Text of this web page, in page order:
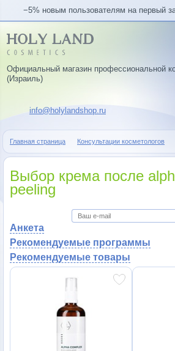
−5% новым пользователям на первый
Официальный магазин профессиональной
(Израиль)
info@holylandshop.ru
Главная страница Консультации косметологов
Выбор крема после
peeling
Анкета
Рекомендуемые программы
Рекомендуемые товары